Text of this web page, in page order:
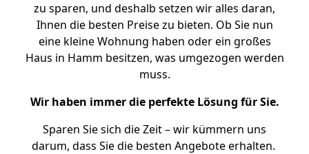
zu sparen, und deshalb setzen wir alles daran,
Ihnen die besten Preise zu bieten. Ob Sie nun
eine kleine Wohnung haben oder ein großes
Haus in Hamm besitzen, was umgezogen werden
muss.
Wir haben immer die perfekte Lösung für Sie.
Sparen Sie sich die Zeit – wir kümmern uns
darum, dass Sie die besten Angebote erhalten.